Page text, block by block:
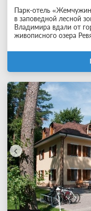
Парк-отель
в заповедной лесной
Владимира вдали от
живописного озера